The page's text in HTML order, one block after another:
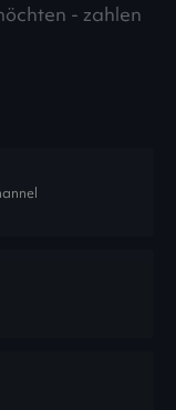
- zahlen